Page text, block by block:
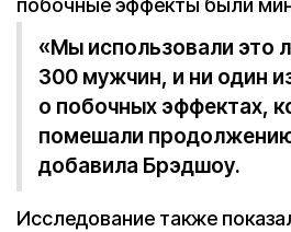
побочные эффекты были
«Мы использовали это
300 мужчин, и ни один
о побочных эффектах,
помешали
добавила Брэдшоу.
Исследование также